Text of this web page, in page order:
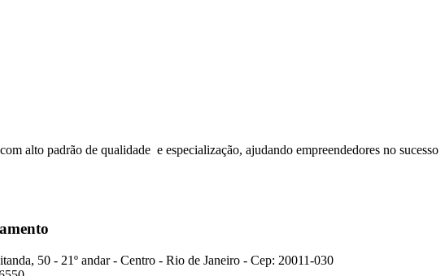
alto padrão de qualidade e especialização, ajudando empreendedores no sucesso
50 - 21º andar - Centro - Rio de Janeiro - Cep: 20011-030